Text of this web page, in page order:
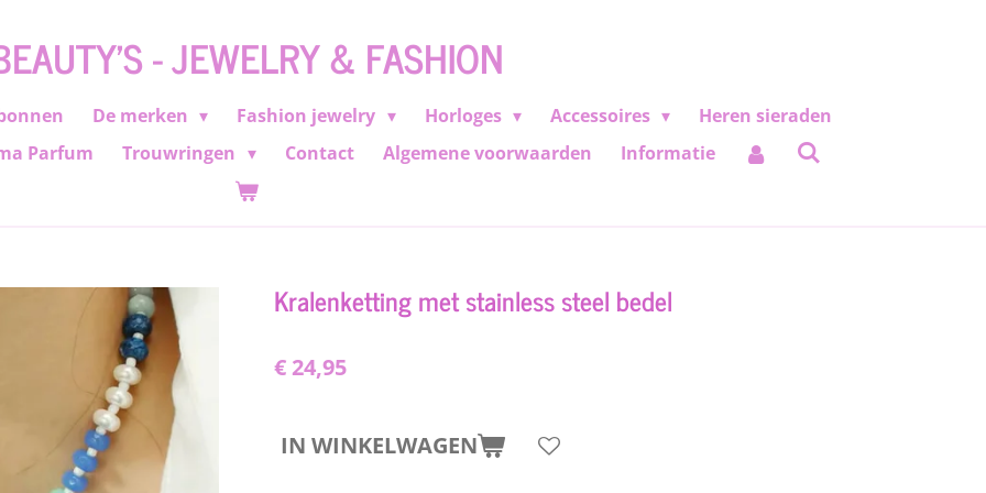
- JEWELRY & FASHION
De merken Fashion jewelry Horloges Accessoires
Heren sieraden
Parfum Trouwringen Contact Algemene voorwaarden Informatie
Kralenketting met stainless steel bedel
€ 24,95
IN WINKELWAGEN